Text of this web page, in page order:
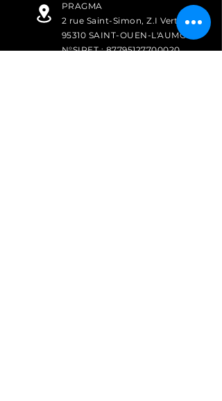
PRAGMA
2 rue Saint-Simon,Z.I Vert Galant
95310 SAINT-OUEN-L'AUMÔNE
N°SIRET :87795127700020